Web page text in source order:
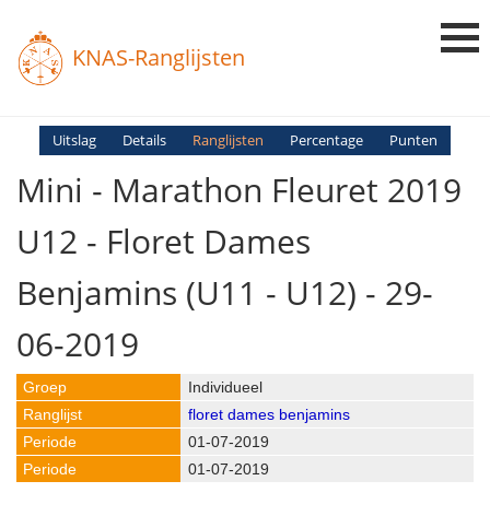
KNAS-Ranglijsten
Login
Ranglijsten
Uitslag Details Ranglijsten Percentage Punten
Mini - Marathon Fleuret 2019
U12 - Floret Dames
Benjamins (U11 - U12) - 29-
06-2019
Individueel
floret dames benjamins
01-07-2019
01-07-2019